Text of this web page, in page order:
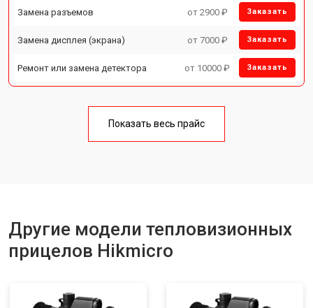
Замена разъемов от 2900 ₽ Заказать
Замена дисплея (экрана) от 7000 ₽ Заказать
Ремонт или замена детектора от 10000 ₽ Заказать
Показать весь прайс
Другие модели тепловизионных
прицелов Hikmicro